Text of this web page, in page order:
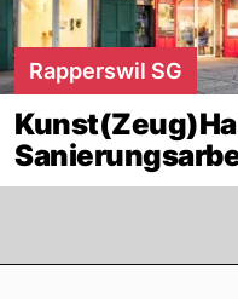
Rapperswil SG